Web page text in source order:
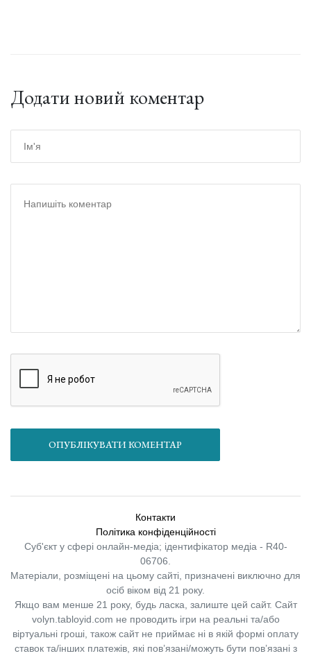
Додати новий коментар
ОПУБЛІКУВАТИ КОМЕНТАР
Контакти
Політика конфіденційності
Суб'єкт у сфері онлайн-медіа; ідентифікатор медіа - R40-
06706.
Матеріали, розміщені на цьому сайті, призначені виключно для
осіб віком від 21 року.
Якщо вам менше 21 року, будь ласка, залиште цей сайт. Сайт
volyn.tabloyid.com не проводить ігри на реальні та/або
віртуальні гроші, також сайт не приймає ні в якій формі оплату
ставок та/інших платежів, які пов’язані/можуть бути пов’язані з